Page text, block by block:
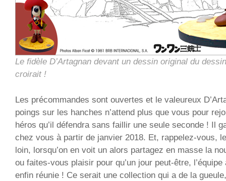
Le fidèle D’Artagnan devant un dessin original du
croirait !
Les précommandes sont ouvertes et le valeureux
poings sur les hanches n’attend plus que vous pour
héros qu’il défendra sans faillir une seule seconde ! Il
chez vous à partir de janvier 2018. Et, rappelez-vous,
loin, lorsqu’on en voit un alors partagez en masse la
ou faites-vous plaisir pour qu’un jour peut-être,
enfin réunie ! Ce serait une collection qui a de la